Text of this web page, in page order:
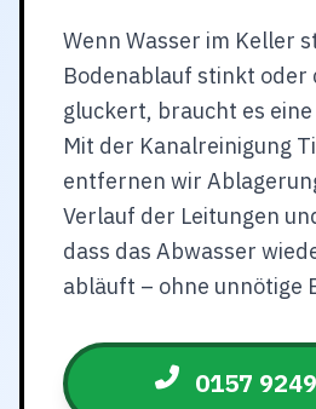
Wenn Wasser im Keller
Bodenablauf stinkt oder
gluckert, braucht es
Mit der Kanalreinigung
entfernen wir
Verlauf der Leitungen
dass das Abwasser
abläuft – ohne unnötige
0157